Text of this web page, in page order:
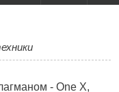
- One X,